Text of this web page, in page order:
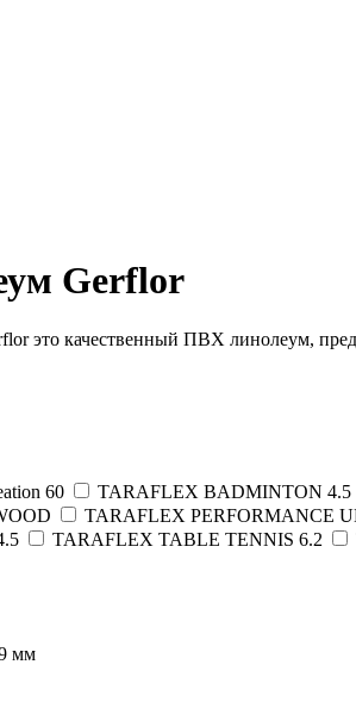
Gerflor
это качественный ПВХ линолеум,
60 TARAFLEX BADMINTON 4.5
TARAFLEX PERFORMANCE
TARAFLEX TABLE TENNIS 6.2
мм